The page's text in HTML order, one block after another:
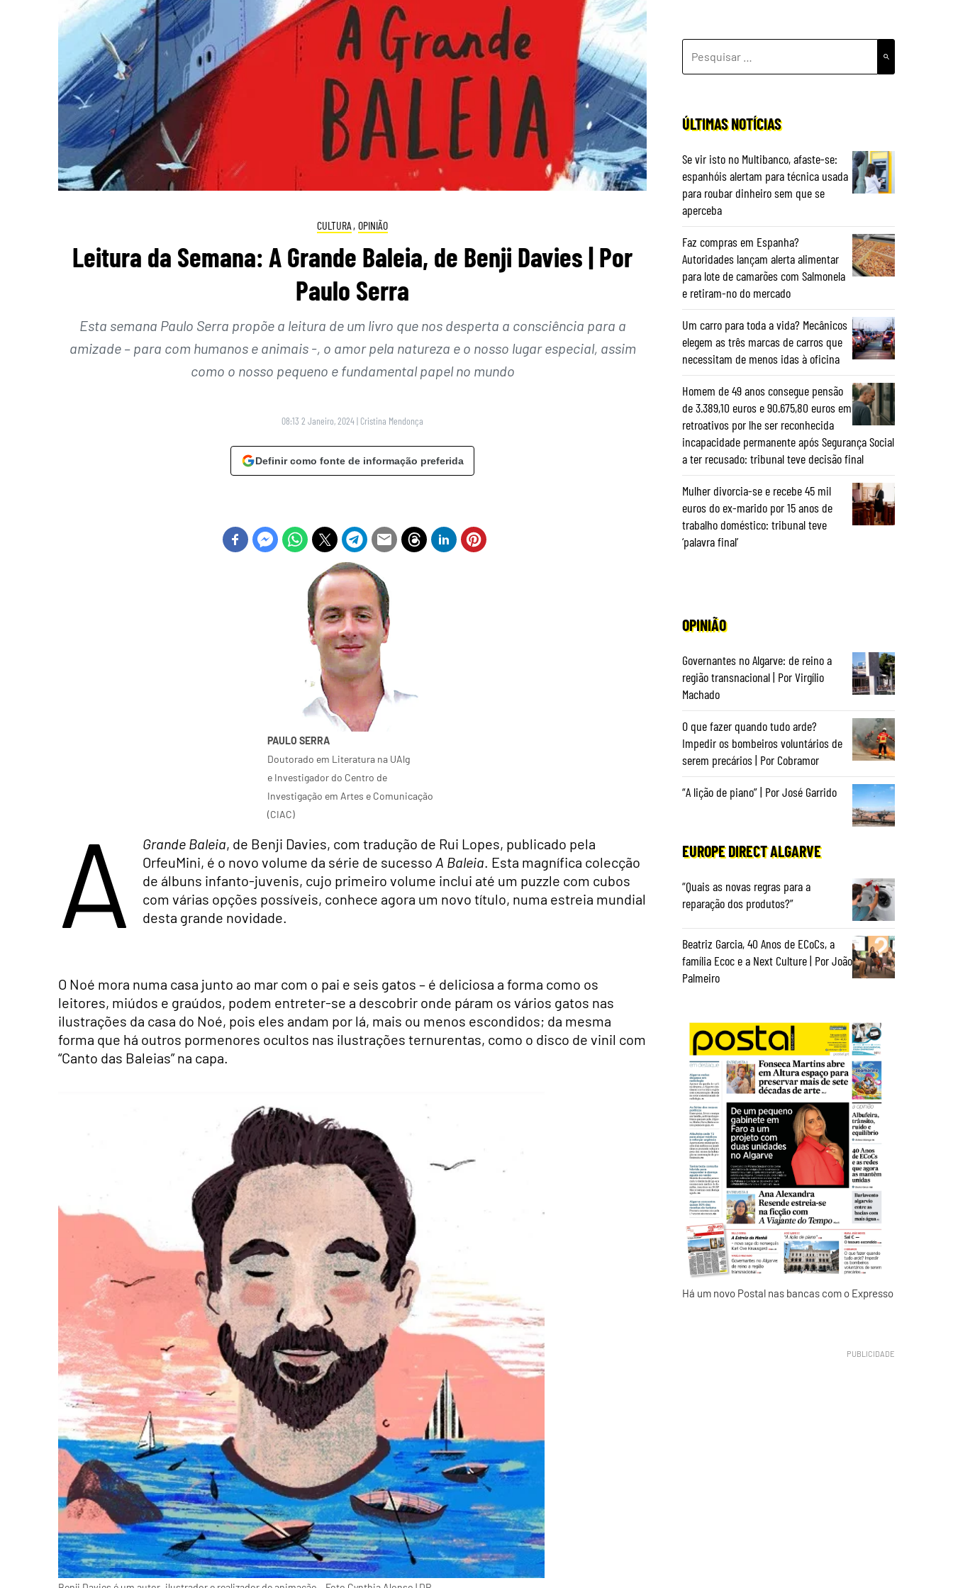
CULTURA , OPINIÃO
Leitura da Semana: A Grande Baleia, de Benji Davies | Por
Paulo Serra
Esta semana Paulo Serra propõe a leitura de um livro que nos desperta a consciência para a
amizade – para com humanos e animais -, o amor pela natureza e o nosso lugar especial, assim
como o nosso pequeno e fundamental papel no mundo
08:13 2 Janeiro, 2024| Cristina Mendonça
Definir como fonte de informação preferida
PAULO SERRA
Doutorado em Literatura na UAlg
e Investigador do Centro de
Investigação em Artes e Comunicação
(CIAC)
A Grande Baleia, de Benji Davies, com tradução de Rui Lopes, publicado pela
OrfeuMini, é o novo volume da série de sucesso A Baleia . Esta magnífica colecção
de álbuns infanto-juvenis, cujo primeiro volume inclui até um puzzle com cubos
com várias opções possíveis, conhece agora um novo título, numa estreia mundial
desta grande novidade.
O Noé mora numa casa junto ao mar com o pai e seis gatos – é deliciosa a forma como os
leitores, miúdos e graúdos, podem entreter-se a descobrir onde páram os vários gatos nas
ilustrações da casa do Noé, pois eles andam por lá, mais ou menos escondidos; da mesma
forma que há outros pormenores ocultos nas ilustrações ternurentas, como o disco de vinil com
“Canto das Baleias” na capa.
POR:
ÚLTIMAS NOTÍCIAS
Se vir isto no Multibanco, afaste-se:
espanhóis alertam para técnica usada
para roubar dinheiro sem que se
aperceba
Faz compras em Espanha?
Autoridades lançam alerta alimentar
para lote de camarões com Salmonela
e retiram-no do mercado
Um carro para toda a vida? Mecânicos
elegem as três marcas de carros que
necessitam de menos idas à oficina
Homem de 49 anos consegue pensão
de 3.389,10 euros e 90.675,80 euros em
retroativos por lhe ser reconhecida
incapacidade permanente após Segurança Social
a ter recusado: tribunal teve decisão final
Mulher divorcia-se e recebe 45 mil
euros do ex-marido por 15 anos de
trabalho doméstico: tribunal teve
‘palavra final’
OPINIÃO
Governantes no Algarve: de reino a
região transnacional | Por Virgílio
Machado
O que fazer quando tudo arde?
Impedir os bombeiros voluntários de
serem precários | Por Cobramor
“A lição de piano” | Por José Garrido
EUROPE DIRECT ALGARVE
“Quais as novas regras para a
reparação dos produtos?”
Beatriz Garcia, 40 Anos de ECoCs, a
família Ecoc e a Next Culture | Por João
Palmeiro
Há um novo Postal nas bancas com o Expresso